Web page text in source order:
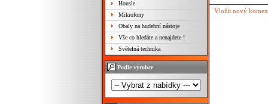
Housle
Mikrofony
Obaly na hudební nástoje
Vše co hledáte a nenajdete !
Světelná technika
Podle výrobce
Vložit nový